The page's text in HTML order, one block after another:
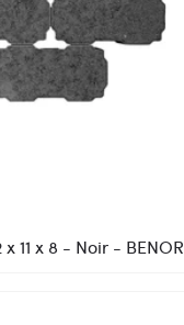
11 x 8 - Noir - BENOR